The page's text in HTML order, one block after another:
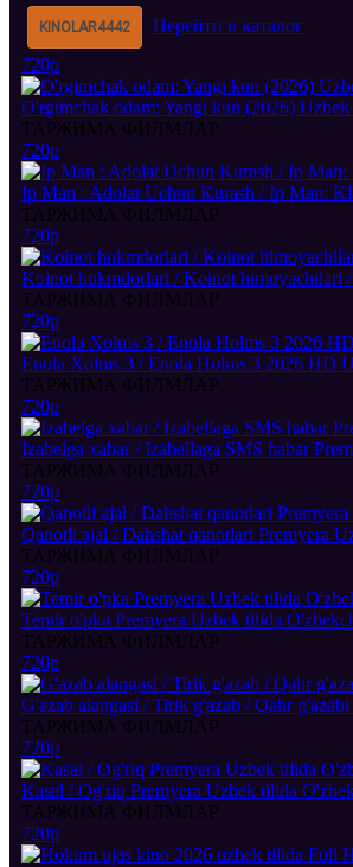
KINOLAR4442
Перейти в каталог
720p
O'rgimchak odam: Yangi kun (2026)
ТАРЖИМА ФИЛМЛАР
720p
Ip Man : Adolat Uchun Kurash / Ip Man:
ТАРЖИМА ФИЛМЛАР
720p
Koinot hukmdorlari / Koinot himoyachilari
ТАРЖИМА ФИЛМЛАР
720p
Enola Xolms 3 / Enola Holms 3 2026 HD
ТАРЖИМА ФИЛМЛАР
720p
Izabelga xabar / Izabellaga SMS habar
ТАРЖИМА ФИЛМЛАР
720p
Qanotli ajal / Dahshat qanotlari Premyera
ТАРЖИМА ФИЛМЛАР
720p
Temir o'pka Premyera Uzbek tilida
ТАРЖИМА ФИЛМЛАР
720p
G'azab alangasi / Tirik g'azab / Qahr
ТАРЖИМА ФИЛМЛАР
720p
Kasal / Og'riq Premyera Uzbek tilida
ТАРЖИМА ФИЛМЛАР
720p